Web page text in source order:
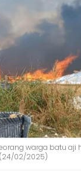
warga batu
02/2025)